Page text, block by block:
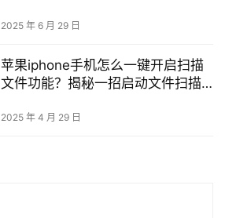
2025 年 6 月 29 日
苹果iphone手机怎么一键开启扫描
文件功能？揭秘一招启动文件扫描
2025 年 4 月 29 日